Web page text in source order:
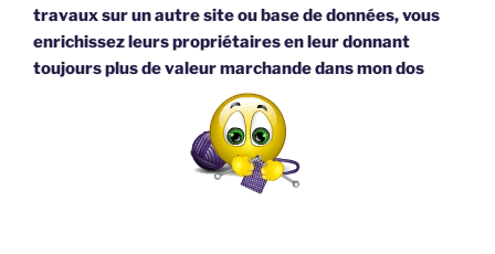
travaux sur un autre site ou base de données, vous
enrichissez leurs propriétaires en leur donnant
toujours plus de valeur marchande dans mon dos